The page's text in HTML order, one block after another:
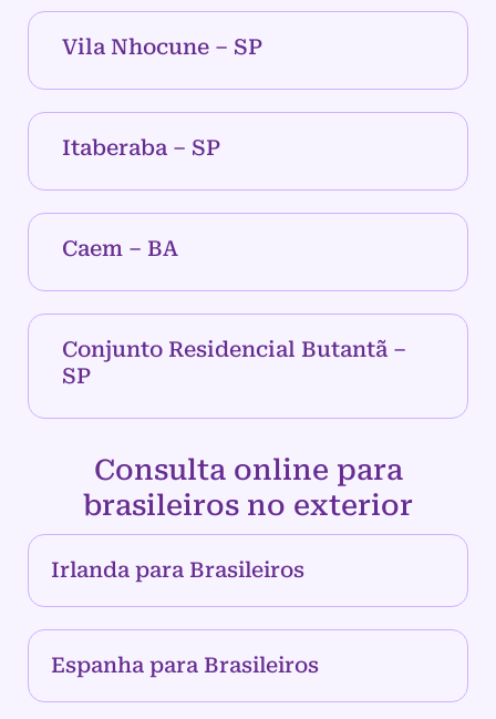
Vila Nhocune – SP
Itaberaba – SP
Caem – BA
Conjunto Residencial Butantã –
SP
Consulta online para
brasileiros no exterior
Irlanda para Brasileiros
Espanha para Brasileiros